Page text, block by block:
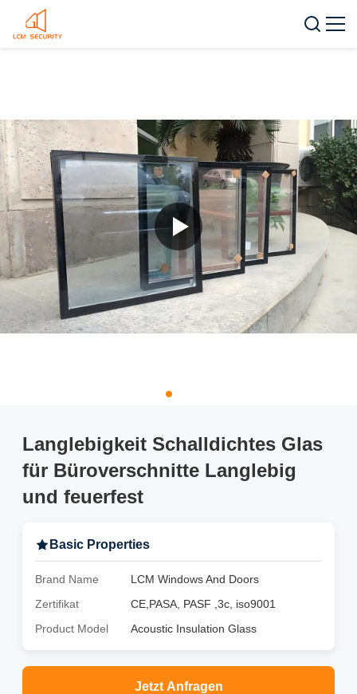
Langlebigkeit Schalldichtes Glas
für Büroverschnitte Langlebig
und feuerfest
Basic Properties
Brand Name
LCM Windows And Doors
Zertifikat
CE,PASA, PASF ,3c, iso9001
Product Model
Acoustic Insulation Glass
Jetzt Anfragen